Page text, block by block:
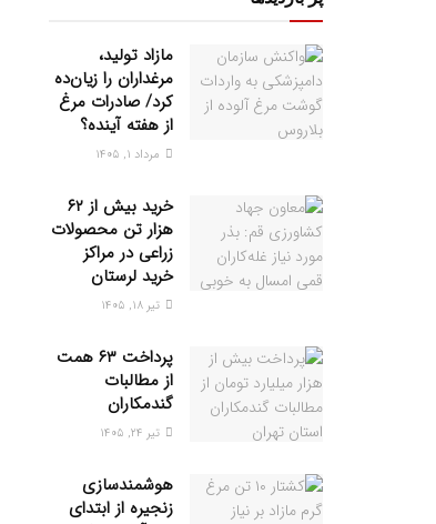
مازاد تولید،
مرغداران را زیان‌ده
کرد/ صادرات مرغ
از هفته آینده؟
مرداد ۱, ۱۴۰۵
خرید بیش از ۶۲
هزار تن محصولات
زراعی در مراکز
خرید لرستان
تیر ۱۸, ۱۴۰۵
پرداخت ۶۳ همت
از مطالبات
گندمکاران
تیر ۲۴, ۱۴۰۵
هوشمندسازی
زنجیره از ابتدای